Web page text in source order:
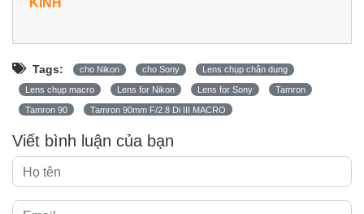
Tags: cho Nikon cho Sony Lens chụp chân dung
Lens chụp macro Lens for Nikon Lens for Sony Tamron
Tamron 90 Tamron 90mm F/2.8 Di III MACRO
Viết bình luận của bạn